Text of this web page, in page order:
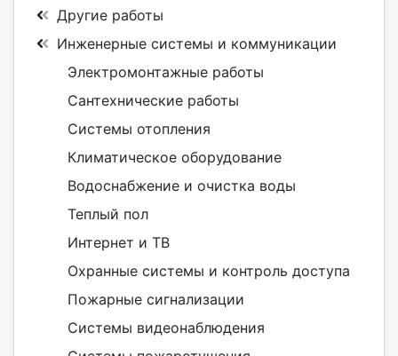
Другие работы
Инженерные системы и коммуникации
Электромонтажные работы
Сантехнические работы
Системы отопления
Климатическое оборудование
Водоснабжение и очистка воды
Теплый пол
Интернет и ТВ
Охранные системы и контроль доступа
Пожарные сигнализации
Системы видеонаблюдения